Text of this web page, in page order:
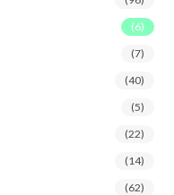
(6)
(7)
(40)
(5)
(22)
(14)
(62)